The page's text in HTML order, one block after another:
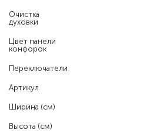
Очистка
духовки
Цвет панели
конфорок
Переключатели
Артикул
Ширина (см)
Высота (см)